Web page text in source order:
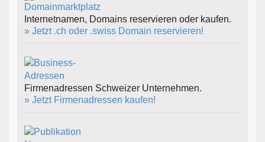
Internetnamen, Domains reservieren oder kaufen.
» Jetzt .ch oder .swiss Domain reservieren!
Firmenadressen Schweizer Unternehmen.
» Jetzt Firmenadressen kaufen!